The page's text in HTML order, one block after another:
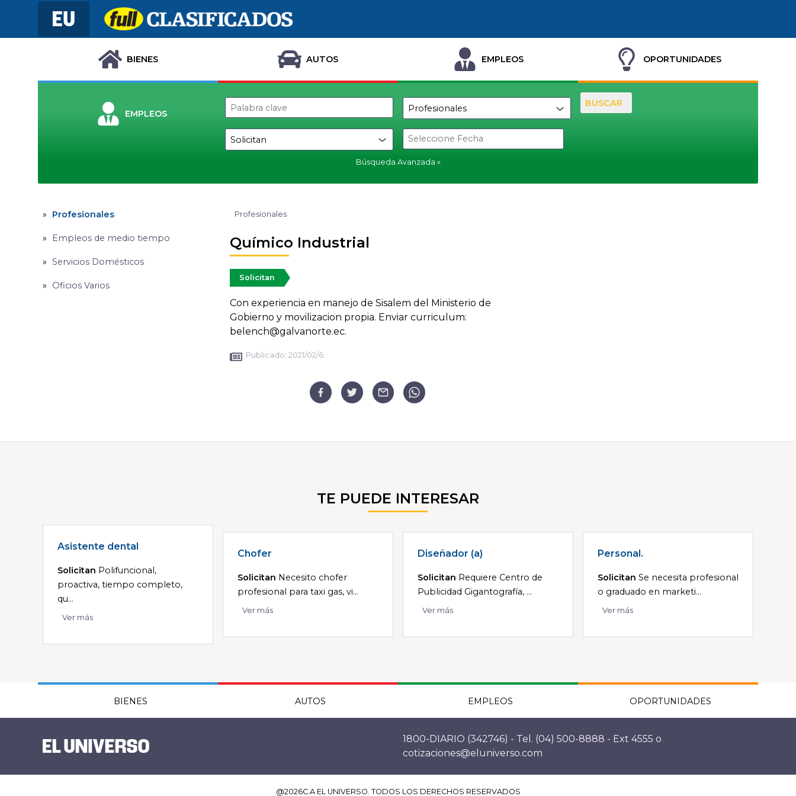
BIENES AUTOS EMPLEOS OPORTUNIDADES
EMPLEOS
Búsqueda Avanzada
BUSCAR
Profesionales
Empleos de medio tiempo
Servicios Domésticos
Oficios Varios
Profesionales
Químico Industrial
Solicitan
Con experiencia en manejo de Sisalem del Ministerio de
Gobierno y movilizacion propia. Enviar curriculum:
belench@galvanorte.ec.
Publicado: 2021/02/6
TE PUEDE INTERESAR
Asistente dental
Solicitan Polifuncional,
proactiva, tiempo completo,
qu...
Ver más
Chofer
Solicitan Necesito chofer
profesional para taxi gas, vi...
Ver más
Diseñador (a)
Solicitan Requiere Centro de
Publicidad Gigantografía, ...
Ver más
Personal.
Solicitan Se necesita profesional
o graduado en marketi...
Ver más
BIENES AUTOS EMPLEOS OPORTUNIDADES
1800-DIARIO (342746) - Tel. (04) 500-8888 - Ext 4555 o
cotizaciones@eluniverso.com
@2026C.A EL UNIVERSO. TODOS LOS DERECHOS RESERVADOS